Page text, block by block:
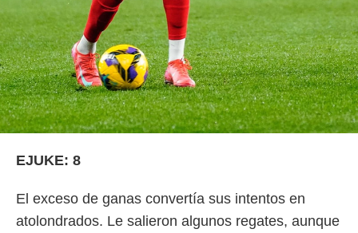
EJUKE: 8
El exceso de ganas convertía sus intentos en
atolondrados. Le salieron algunos regates, aunque